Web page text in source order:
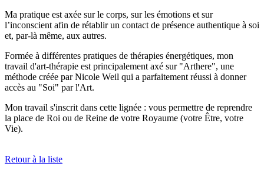
Ma pratique est axée sur le corps, sur les émotions et sur
l’inconscient afin de rétablir un contact de présence authentique à soi
et, par-là même, aux autres.
Formée à différentes pratiques de thérapies énergétiques, mon
travail d'art-thérapie est principalement axé sur "Arthere", une
méthode créée par Nicole Weil qui a parfaitement réussi à donner
accès au "Soi" par l'Art.
Mon travail s'inscrit dans cette lignée : vous permettre de reprendre
la place de Roi ou de Reine de votre Royaume (votre Être, votre
Vie).
Retour à la liste